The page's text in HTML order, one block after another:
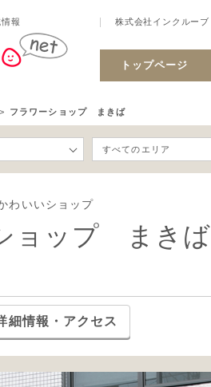
報 株式会社インクルーブ
トップページ
> フラワーショップ まきば
すべてのエリア
わいいショップ
ョップ まきば
細情報・アクセス